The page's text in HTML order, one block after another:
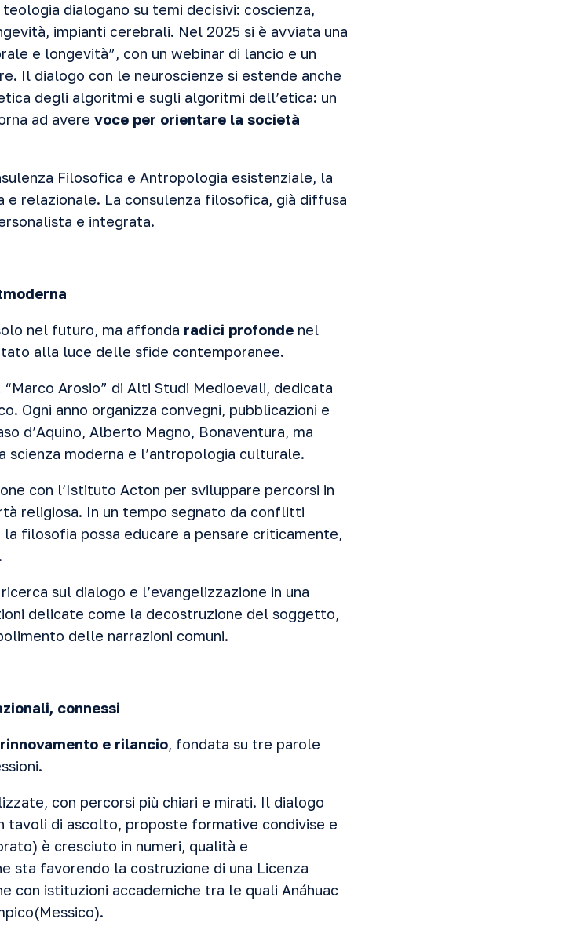
dialogano su temi decisivi: coscienza,
impianti cerebrali. Nel 2025 si è avviata una
e longevità”, con un webinar di lancio e un
Il dialogo con le neuroscienze si estende anche
degli algoritmi e sugli algoritmi dell’etica: un
ad avere voce per orientare la società
Filosofica e Antropologia esistenziale, la
relazionale. La consulenza filosofica, già diffusa
e integrata.
nel futuro, ma affonda radici profonde nel
alla luce delle sfide contemporanee.
Arosio” di Alti Studi Medioevali, dedicata
Ogni anno organizza convegni, pubblicazioni e
d’Aquino, Alberto Magno, Bonaventura, ma
scienza moderna e l’antropologia culturale.
con l’Istituto Acton per sviluppare percorsi in
religiosa. In un tempo segnato da conflitti
filosofia possa educare a pensare criticamente,
sul dialogo e l’evangelizzazione in una
delicate come la decostruzione del soggetto,
delle narrazioni comuni.
connessi
e rilancio, fondata su tre parole
con percorsi più chiari e mirati. Il dialogo
di ascolto, proposte formative condivise e
è cresciuto in numeri, qualità e
sta favorendo la costruzione di una Licenza
con istituzioni accademiche tra le quali Anáhuac